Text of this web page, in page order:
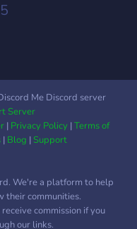
Me Discord server
Server
| Privacy Policy|Terms of
| Blog |Support
We're a platform to help
their communities.
commission if you
our links.